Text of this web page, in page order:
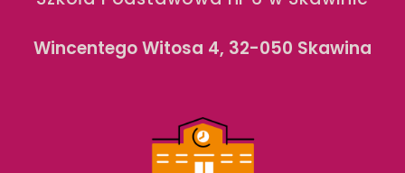
Wincentego Witosa 4, 32-050 Skawina